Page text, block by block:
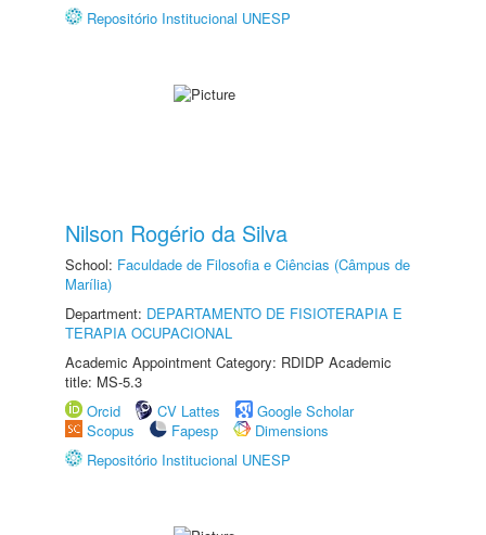
Repositório Institucional UNESP
Nilson Rogério da Silva
School: Faculdade de Filosofia e Ciências (Câmpus de
Marília)
Department: DEPARTAMENTO DE FISIOTERAPIA E
TERAPIA OCUPACIONAL
Academic Appointment Category: RDIDP Academic
title: MS-5.3
Orcid
CV Lattes
Google Scholar
Scopus
Fapesp
Dimensions
Repositório Institucional UNESP